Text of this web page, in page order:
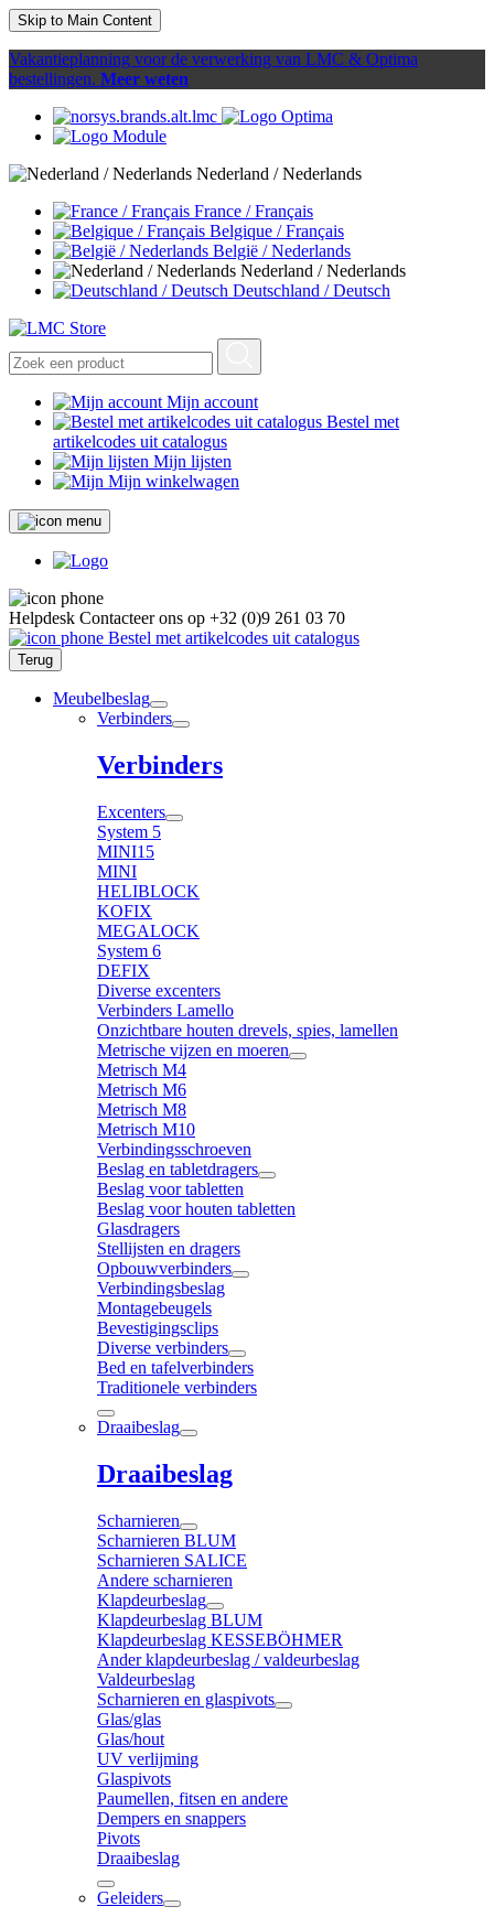
Skip to Main Content
Vakantieplanning voor de verwerking van LMC & Optima
bestellingen. Meer weten
Nederland / Nederlands
France / Français
Belgique / Français
België / Nederlands
Nederland / Nederlands
Deutschland / Deutsch
Mijn account
Bestel met
artikelcodes uit catalogus
Mijn lijsten
Mijn winkelwagen
Helpdesk Contacteer ons op +32 (0)9 261 03 70
Bestel met artikelcodes uit catalogus
Terug
Meubelbeslag
Verbinders
Verbinders
Excenters
System 5
MINI15
MINI
HELIBLOCK
KOFIX
MEGALOCK
System 6
DEFIX
Diverse excenters
Verbinders Lamello
Onzichtbare houten drevels, spies, lamellen
Metrische vijzen en moeren
Metrisch M4
Metrisch M6
Metrisch M8
Metrisch M10
Verbindingsschroeven
Beslag en tabletdragers
Beslag voor tabletten
Beslag voor houten tabletten
Glasdragers
Stellijsten en dragers
Opbouwverbinders
Verbindingsbeslag
Montagebeugels
Bevestigingsclips
Diverse verbinders
Bed en tafelverbinders
Traditionele verbinders
Draaibeslag
Draaibeslag
Scharnieren
Scharnieren BLUM
Scharnieren SALICE
Andere scharnieren
Klapdeurbeslag
Klapdeurbeslag BLUM
Klapdeurbeslag KESSEBÖHMER
Ander klapdeurbeslag / valdeurbeslag
Valdeurbeslag
Scharnieren en glaspivots
Glas/glas
Glas/hout
UV verlijming
Glaspivots
Paumellen, fitsen en andere
Dempers en snappers
Pivots
Draaibeslag
Geleiders